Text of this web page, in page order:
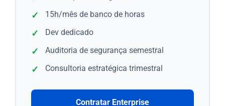
15h/mês de banco de horas
Dev dedicado
Auditoria de segurança semestral
Consultoria estratégica trimestral
Contratar Enterprise